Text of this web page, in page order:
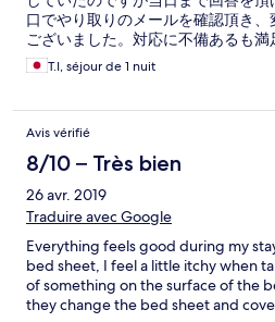
口でやり取りのメールを確認頂き
ございました。対応に不備あるも
頂きました。
T.I, séjour de 1 nuit
Avis vérifié
8/10 – Très bien
26 avr. 2019
Traduire avec Google
Everything feels good during my
bed sheet, I feel a little itchy when
of something on the surface of the
they change the bed sheet and